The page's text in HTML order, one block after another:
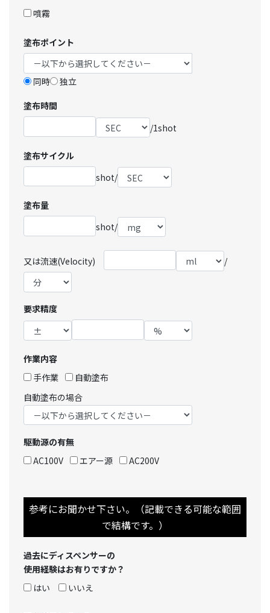
噴霧
塗布ポイント
同時 独立
塗布時間
/1shot
塗布サイクル
shot/
塗布量
shot/
又は流速(Velocity) /
要求精度
作業内容
手作業
自動塗布
自動塗布の場合
駆動源の有無
AC100V
エアー源 AC200V
参考にお聞かせ下さい。（記載できる可能な範囲
で結構です。）
過去にディスペンサーの
使用経験はお有りですか？
はい
いいえ